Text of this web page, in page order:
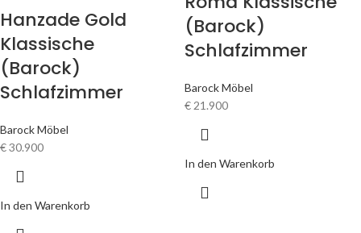
Hanzade Gold
Klassische
(Barock)
Schlafzimmer
Barock Möbel
€30.900
In den Warenkorb
(Barock)
Schlafzimmer
Barock Möbel
€21.900
In den Warenkorb